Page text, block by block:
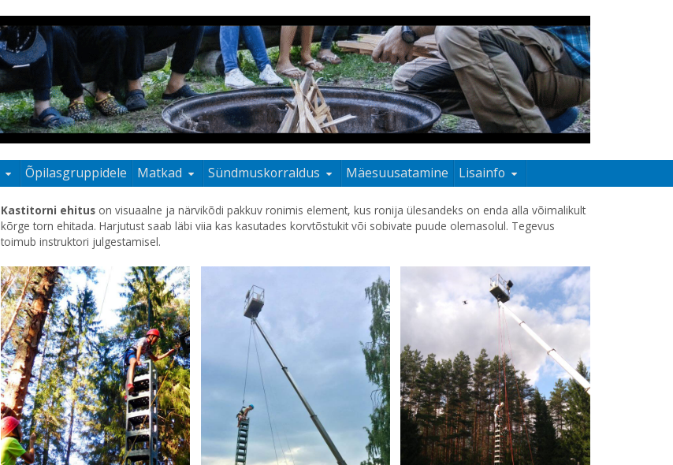
Õpilasgruppidele Matkad Sündmuskorraldus Mäesuusatamine Lisainfo
Kastitorni ehituson visuaalne ja närvikõdi pakkuv ronimis element, kus ronija ülesandeks on enda alla võimalikult
kõrge torn ehitada. Harjutust saab läbi viia kas kasutades korvtõstukit või sobivate puude olemasolul. Tegevus
toimub instruktori julgestamisel.